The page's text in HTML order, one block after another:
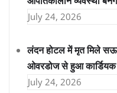
July 24, 2026
लंदन होटल में मृत मिले
ओवरडोज से हुआ
July 24, 2026